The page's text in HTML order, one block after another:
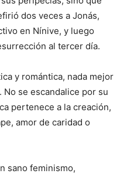
dos veces a Jonás,
en Nínive, y luego
al tercer día.
y romántica, nada mejor
No se escandalice por su
pertenece a la crea­ción,
amor de caridad o
sano feminismo,